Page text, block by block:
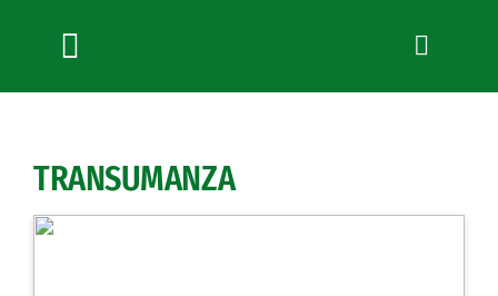
Toggle
Navigation
News
Bandi
TRANSUMANZA